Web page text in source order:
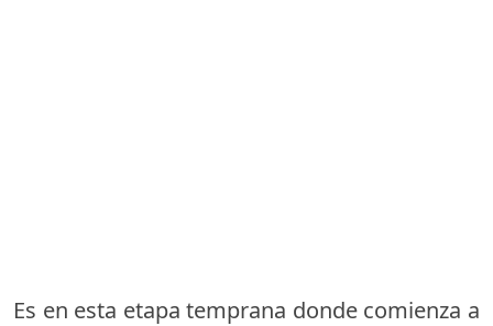
Es en esta etapa temprana donde comienza a